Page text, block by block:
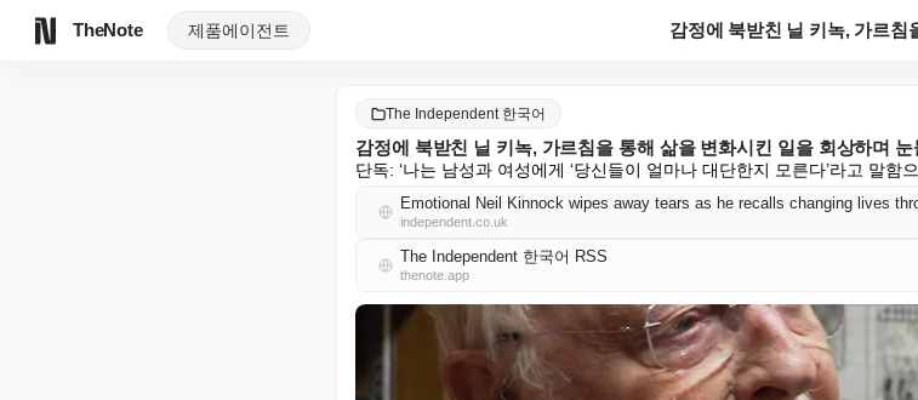
TheNote 제품에이전트
The Independent 한국어
감정에 북받친 닐 키녹, 가르침을 통해 삶을 변화시킨 일을 회상하며
단독: ‘나는 남성과 여성에게 ‘당신들이 얼마나 대단한지 모른다’라고 말함
Emotional Neil Kinnock wipes away tears as he recalls changing lives
independent.co.uk
The Independent 한국어 RSS
thenote.app